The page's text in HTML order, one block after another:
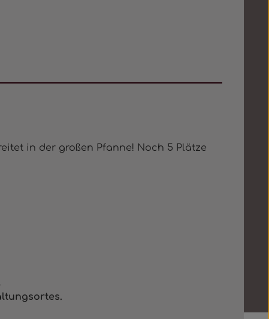
in der großen Pfanne! Noch 5 Plätze